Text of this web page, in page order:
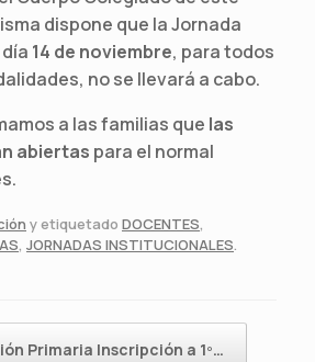
dispone que la Jornada
14 de noviembre, para todos
no se llevará a cabo.
a las familias que las
abiertas para el normal
y etiquetado DOCENTES,
, JORNADAS INSTITUCIONALES.
Primaria Inscripción a 1º…